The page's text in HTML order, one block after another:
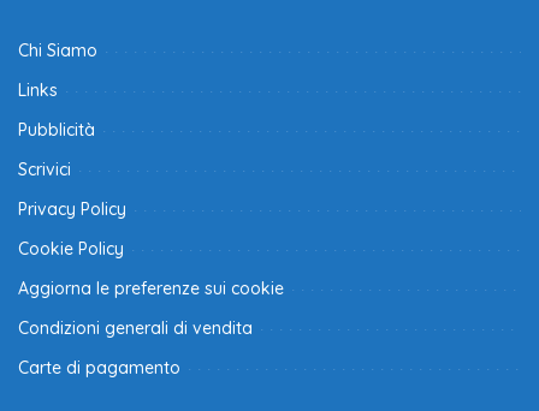
Chi Siamo
Links
Pubblicità
Scrivici
Privacy Policy
Cookie Policy
Aggiorna le preferenze sui cookie
Condizioni generali di vendita
Carte di pagamento